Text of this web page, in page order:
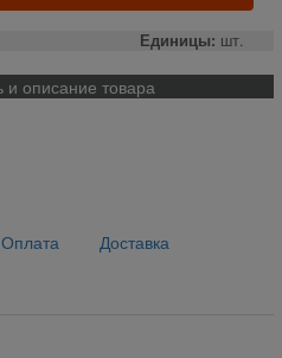
Единицы: шт.
описание товара
Оплата Доставка